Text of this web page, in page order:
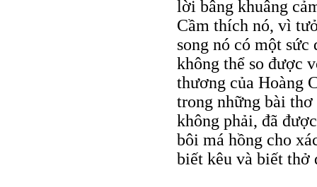
lời bâng khuâng
Cầm thích nó, vì
song nó có một sức
không thể so được
thương của Hoàng
trong những bài
không phải, đã
bôi má hồng cho
biết kêu và biết